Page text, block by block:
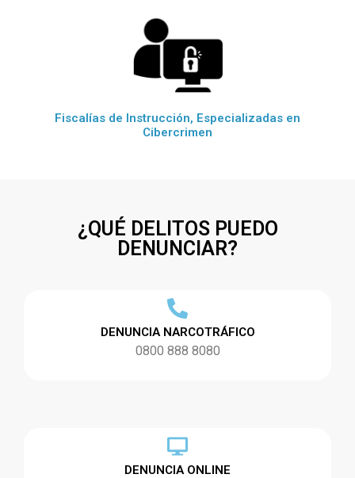
Fiscalías de Instrucción, Especializadas en
Cibercrimen
¿QUÉ DELITOS PUEDO
DENUNCIAR?
DENUNCIA NARCOTRÁFICO
0800 888 8080
DENUNCIA ONLINE